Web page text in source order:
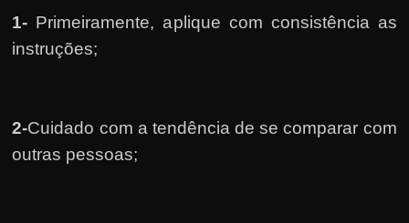
1- Primeiramente, aplique com consistência as
instruções;
2-Cuidado com a tendência de se comparar com
outras pessoas;